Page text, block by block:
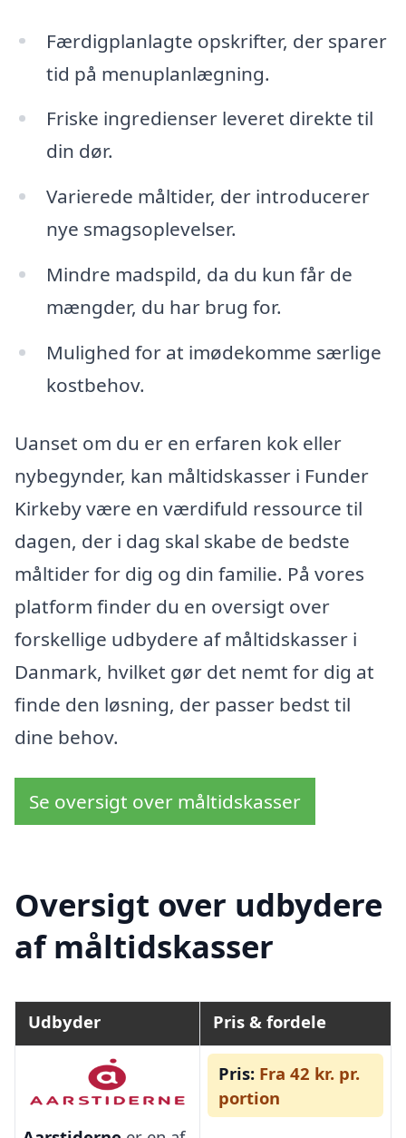
Færdigplanlagte opskrifter, der sparer
tid på menuplanlægning.
Friske ingredienser leveret direkte til
din dør.
Varierede måltider, der introducerer
nye smagsoplevelser.
Mindre madspild, da du kun får de
mængder, du har brug for.
Mulighed for at imødekomme særlige
kostbehov.
Uanset om du er en erfaren kok eller
nybegynder, kan måltidskasser i Funder
Kirkeby være en værdifuld ressource til
dagen, der i dag skal skabe de bedste
måltider for dig og din familie. På vores
platform finder du en oversigt over
forskellige udbydere af måltidskasser i
Danmark, hvilket gør det nemt for dig at
finde den løsning, der passer bedst til
dine behov.
Se oversigt over måltidskasser
Oversigt over udbydere
af måltidskasser
Udbyder Pris & fordele
Pris: Fra 42 kr. pr.
portion